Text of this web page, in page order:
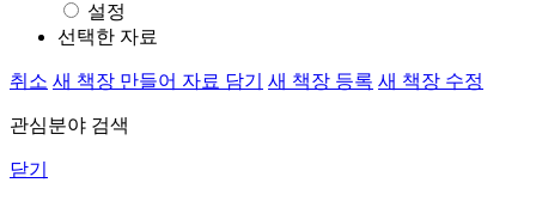
설정
선택한 자료
취소 새 책장 만들어 자료 담기 새 책장 등록 새 책장 수정
관심분야 검색
닫기